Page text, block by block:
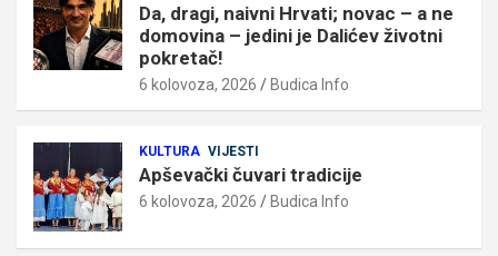
Da, dragi, naivni Hrvati; novac – a ne
domovina – jedini je Dalićev životni
pokretač!
6 kolovoza, 2026 Budica Info
KULTURA VIJESTI
Apševački čuvari tradicije
6 kolovoza, 2026 Budica Info